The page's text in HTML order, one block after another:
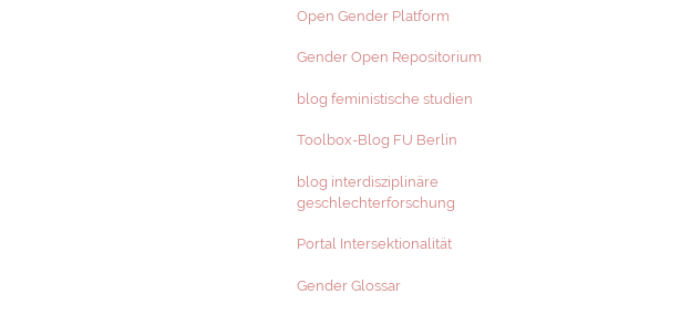
Open Gender Platform
Gender Open Repositorium
blog feministische studien
Toolbox-Blog FU Berlin
blog interdisziplinäre
geschlechterforschung
Portal Intersektionalität
Gender Glossar